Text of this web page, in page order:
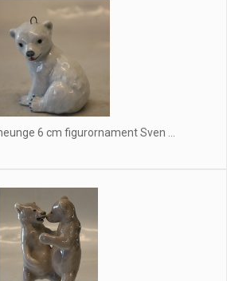
6 cm figurornament Sven ...